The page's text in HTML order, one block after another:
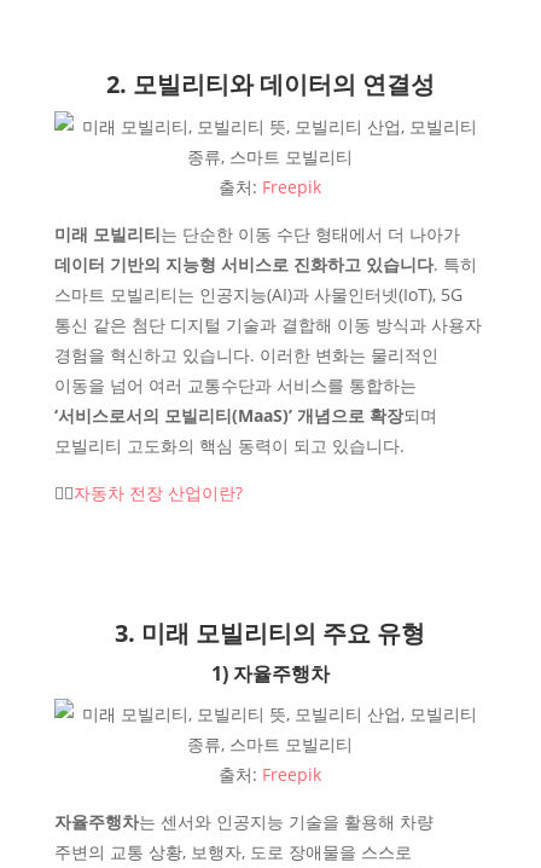
2. 모빌리티와 데이터의 연결성
출처: Freepik
미래 모빌리티는 단순한 이동 수단 형태에서 더 나아가
데이터 기반의 지능형 서비스로 진화하고 있습니다. 특히
스마트 모빌리티는 인공지능(AI)과 사물인터넷(IoT), 5G
통신 같은 첨단 디지털 기술과 결합해 이동 방식과 사용자
경험을 혁신하고 있습니다. 이러한 변화는 물리적인
이동을 넘어 여러 교통수단과 서비스를 통합하는
‘서비스로서의 모빌리티(MaaS)’ 개념으로 확장되며
모빌리티 고도화의 핵심 동력이 되고 있습니다.
👉🏻자동차 전장 산업이란?
3. 미래 모빌리티의 주요 유형
1) 자율주행차
출처: Freepik
자율주행차는 센서와 인공지능 기술을 활용해 차량
주변의 교통 상황, 보행자, 도로 장애물을 스스로